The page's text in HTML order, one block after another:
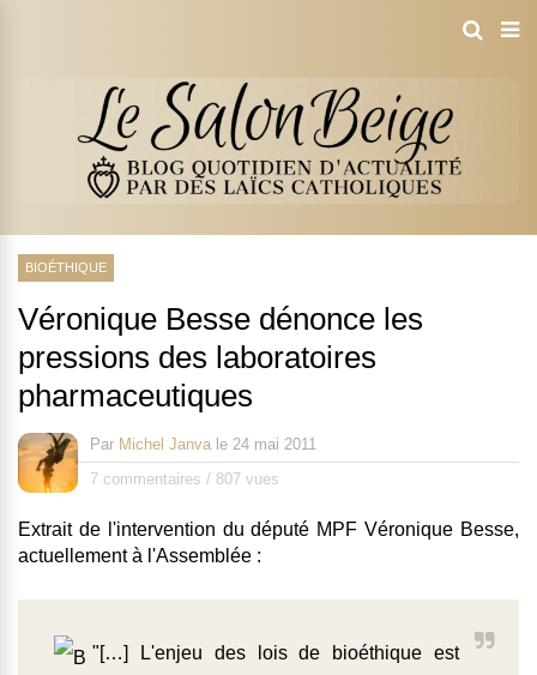
BIOÉTHIQUE
Véronique Besse dénonce les
pressions des laboratoires
pharmaceutiques
Par Michel Janva le 24 mai 2011
7 commentaires / 807 vues
Extrait de l'intervention du député MPF Véronique Besse,
actuellement à l'Assemblée :
"[…] L'enjeu des lois de bioéthique est